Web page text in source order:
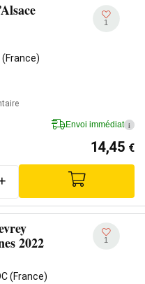
1
Envoi immédiat i
14,45 €
2022
(France)
1